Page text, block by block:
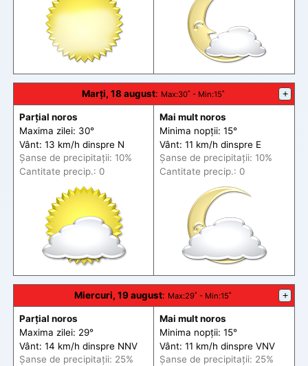
Marți, 18 august: Max:30˚ - Min:15˚ +
Parțial noros
Maxima zilei: 30°
Vânt: 13 km/h dinspre N
Șanse de precipitații: 10%
Cantitate precip.: 0
Mai mult noros
Minima nopții: 15°
Vânt: 11 km/h dinspre E
Șanse de precipitații: 10%
Cantitate precip.: 0
Miercuri, 19 august: Max:29˚ - Min:15˚ +
Parțial noros
Maxima zilei: 29°
Vânt: 14 km/h dinspre NNV
Șanse de precipitații: 25%
Mai mult noros
Minima nopții: 15°
Vânt: 11 km/h dinspre VNV
Șanse de precipitații: 25%